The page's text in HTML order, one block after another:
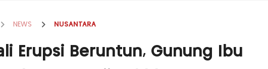
NEWS NUSANTARA
Erupsi Beruntun, Gunung Ibu